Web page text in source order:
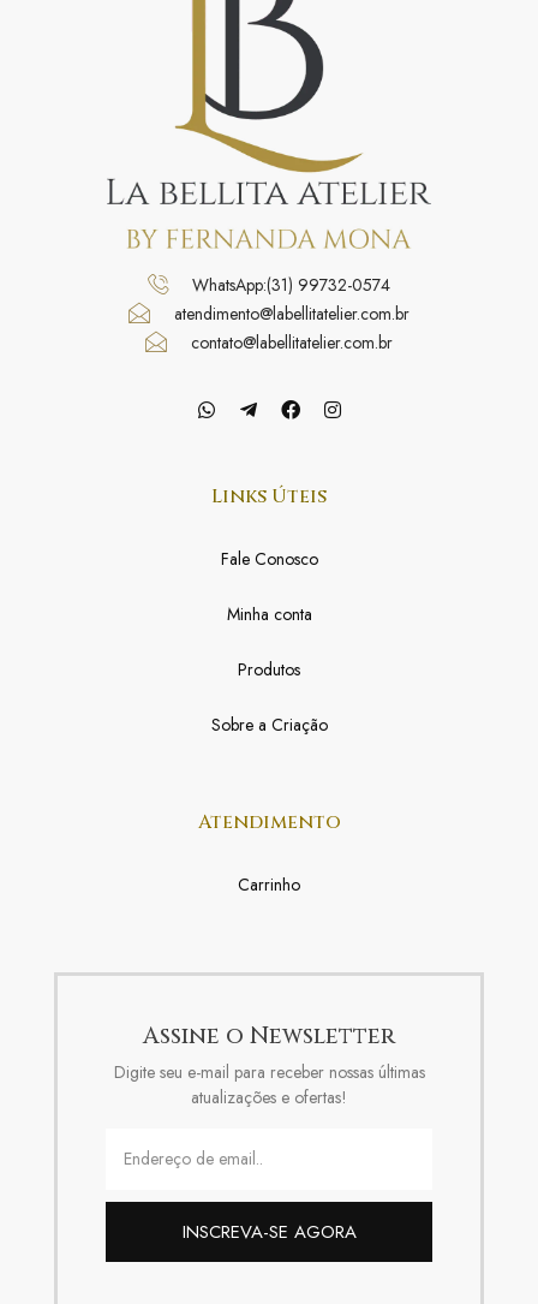
WhatsApp:(31) 99732-0574
atendimento@labellitatelier.com.br
contato@labellitatelier.com.br
Links Úteis
Fale Conosco
Minha conta
Produtos
Sobre a Criação
Atendimento
Carrinho
Assine o Newsletter
Digite seu e-mail para receber nossas últimas
atualizações e ofertas!
INSCREVA-SE AGORA